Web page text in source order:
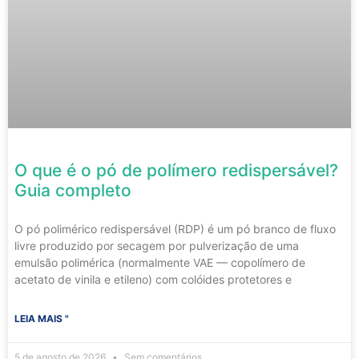
O que é o pó de polímero redispersável?
Guia completo
O pó polimérico redispersável (RDP) é um pó branco de fluxo
livre produzido por secagem por pulverização de uma
emulsão polimérica (normalmente VAE — copolímero de
acetato de vinila e etileno) com colóides protetores e
LEIA MAIS "